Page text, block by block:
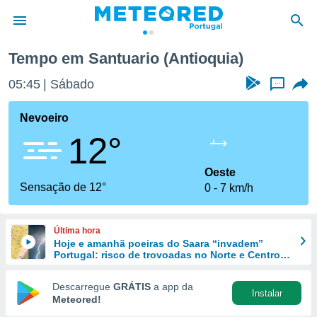
da
foi
para
a este
das
e
forma
digital
Tempo em Santuario (Antioquia)
05:45 Sábado ...
Nevoeiro
12°
Sensação de 12°
Oeste
0
7 km/h
Última hora
Hoje e amanhã poeiras do Saara “invadem”
Portugal: risco de trovoadas no Norte e Centro
Descarregue GRÁTIS a app da
Meteored!
Instalar